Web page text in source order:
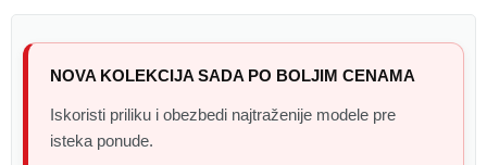
NOVA KOLEKCIJA SADA PO BOLJIM CENAMA
Iskoristi priliku i obezbedi najtraženije modele pre
isteka ponude.